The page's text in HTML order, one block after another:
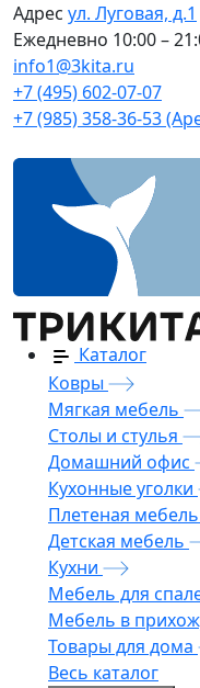
Адрес ул. Луговая, д.1
Ежедневно 10:00 –
info1@3kita.ru
+7 (495) 602-07-07
+7 (985) 358-36-53
Каталог
Ковры
Мягкая мебель
Столы и стулья
Домашний офис
Кухонные уголки
Плетеная мебель
Детская мебель
Кухни
Мебель для
Мебель в
Товары для дома
Весь каталог